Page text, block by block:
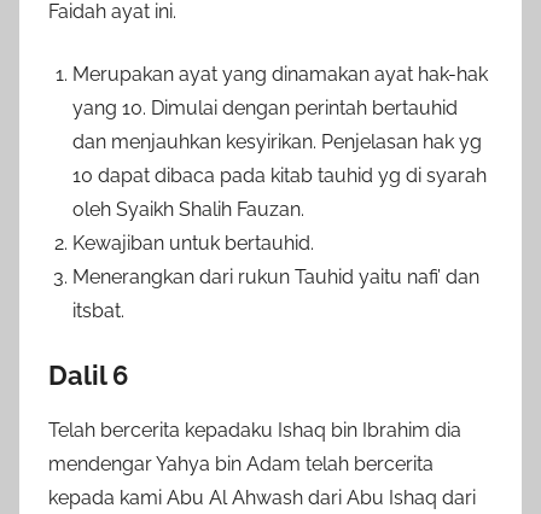
Faidah ayat ini.
Merupakan ayat yang dinamakan ayat hak-hak
yang 10. Dimulai dengan perintah bertauhid
dan menjauhkan kesyirikan. Penjelasan hak yg
10 dapat dibaca pada kitab tauhid yg di syarah
oleh Syaikh Shalih Fauzan.
Kewajiban untuk bertauhid.
Menerangkan dari rukun Tauhid yaitu nafi’ dan
itsbat.
Dalil 6
Telah bercerita kepadaku Ishaq bin Ibrahim dia
mendengar Yahya bin Adam telah bercerita
kepada kami Abu Al Ahwash dari Abu Ishaq dari